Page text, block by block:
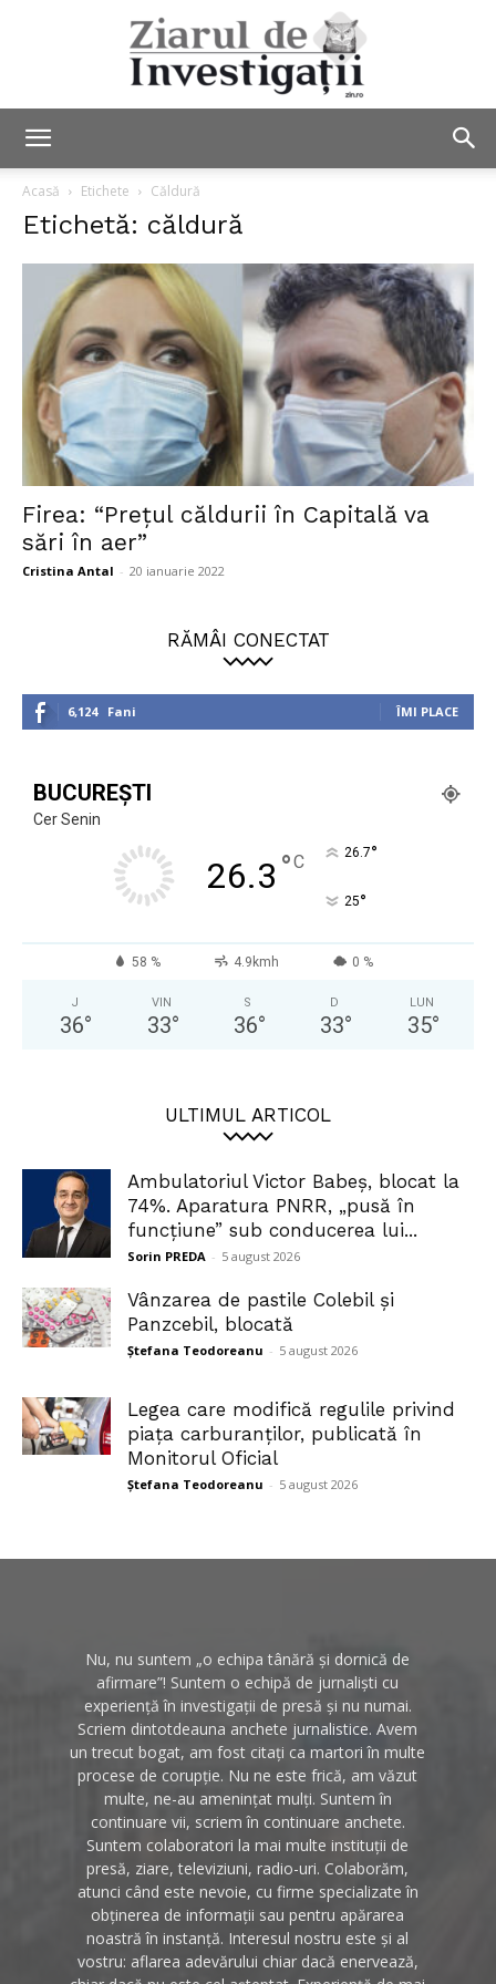
Investigații
Acasă Etichete Căldură
Etichetă: căldură
Firea: “Preţul căldurii în Capitală va
sări în aer”
Cristina Antal - 20 ianuarie 2022
RĂMÂI CONECTAT
6,124 Fani ÎMI PLACE
BUCUREȘTI
Cer Senin
26.3 °C 26.7°
25°
58 % 4.9kmh 0 %
J
36°
VIN
33°
S
36°
D
33°
LUN
35°
ULTIMUL ARTICOL
Ambulatoriul Victor Babeș, blocat la
74%. Aparatura PNRR, „pusă în
funcțiune” sub conducerea lui...
Sorin PREDA - 5 august 2026
Vânzarea de pastile Colebil și
Panzcebil, blocată
Ștefana Teodoreanu - 5 august 2026
Legea care modifică regulile privind
piața carburanților, publicată în
Monitorul Oficial
Ștefana Teodoreanu - 5 august 2026
Nu, nu suntem „o echipa tânără și dornică de
afirmare”! Suntem o echipă de jurnaliști cu
experiență în investigații de presă și nu numai.
Scriem dintotdeauna anchete jurnalistice. Avem
un trecut bogat, am fost citați ca martori în multe
procese de corupție. Nu ne este frică, am văzut
multe, ne-au amenințat mulți. Suntem în
continuare vii, scriem în continuare anchete.
Suntem colaboratori la mai multe instituții de
presă, ziare, televiziuni, radio-uri. Colaborăm,
atunci când este nevoie, cu firme specializate în
obținerea de informații sau pentru apărarea
noastră în instanță. Interesul nostru este și al
vostru: aflarea adevărului chiar dacă enervează,